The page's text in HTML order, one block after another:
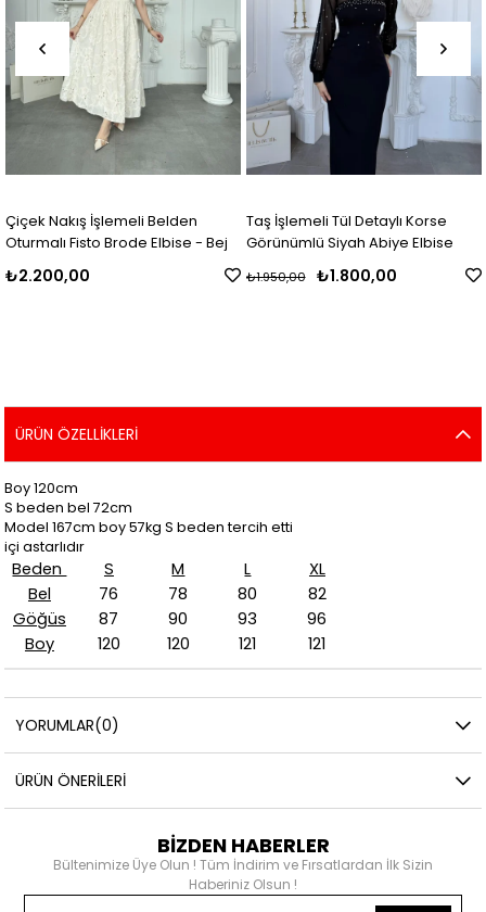
- Bej
Taş İşlemeli Tül Detaylı Korse
Görünümlü Siyah Abiye Elbise
₺1.950,00
Etek Ucu Asimetrik
Elbise
₺1.850,00
ÜRÜN ÖZELLIKLERI
Boy 120cm
S beden bel 72cm
Model 167cm boy 57kg S beden tercih etti
içi astarlıdır
Beden S M L
XL
Bel
76 78 80
82
Göğüs
87 90 93
96
Boy
120 120 121 121
YORUMLAR(0)
ÜRÜN ÖNERILERI
BİZDEN HABERLER
Bültenimize Üye Olun ! Tüm İndirim ve Fırsatlardan İlk Sizin
Haberiniz Olsun !